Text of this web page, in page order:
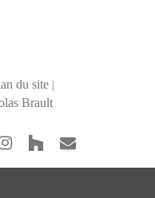
du site
Brault
houzz email